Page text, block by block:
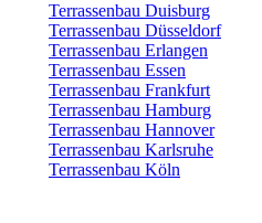
Terrassenbau Duisburg
Terrassenbau Düsseldorf
Terrassenbau Erlangen
Terrassenbau Essen
Terrassenbau Frankfurt
Terrassenbau Hamburg
Terrassenbau Hannover
Terrassenbau Karlsruhe
Terrassenbau Köln